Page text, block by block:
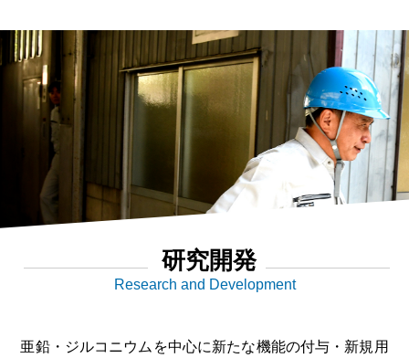
研究開発
Research and Development
亜鉛・ジルコニウムを中心に新たな機能の付与・新規用